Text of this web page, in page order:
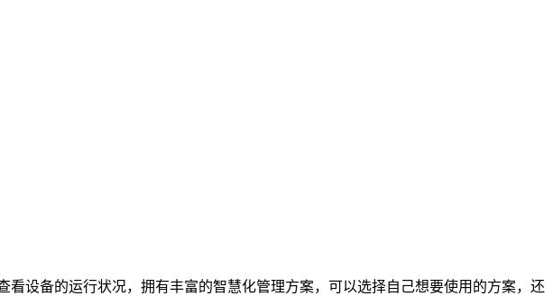
设备的运行状况，拥有丰富的智慧化管理方案，可以选择自己想要使用的方案，还